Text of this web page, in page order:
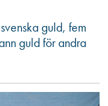
guld, fem
guld för andra